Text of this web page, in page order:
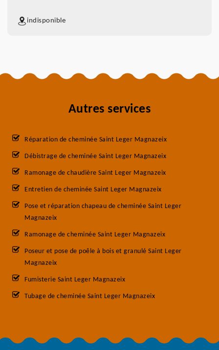
indisponible
Autres services
Réparation de cheminée Saint Leger Magnazeix
Débistrage de cheminée Saint Leger Magnazeix
Ramonage de chaudière Saint Leger Magnazeix
Entretien de cheminée Saint Leger Magnazeix
Pose et réparation chapeau de cheminée Saint Leger
Magnazeix
Ramonage de cheminée Saint Leger Magnazeix
Poseur et pose de poêle à bois et granulé Saint Leger
Magnazeix
Fumisterie Saint Leger Magnazeix
Tubage de cheminée Saint Leger Magnazeix